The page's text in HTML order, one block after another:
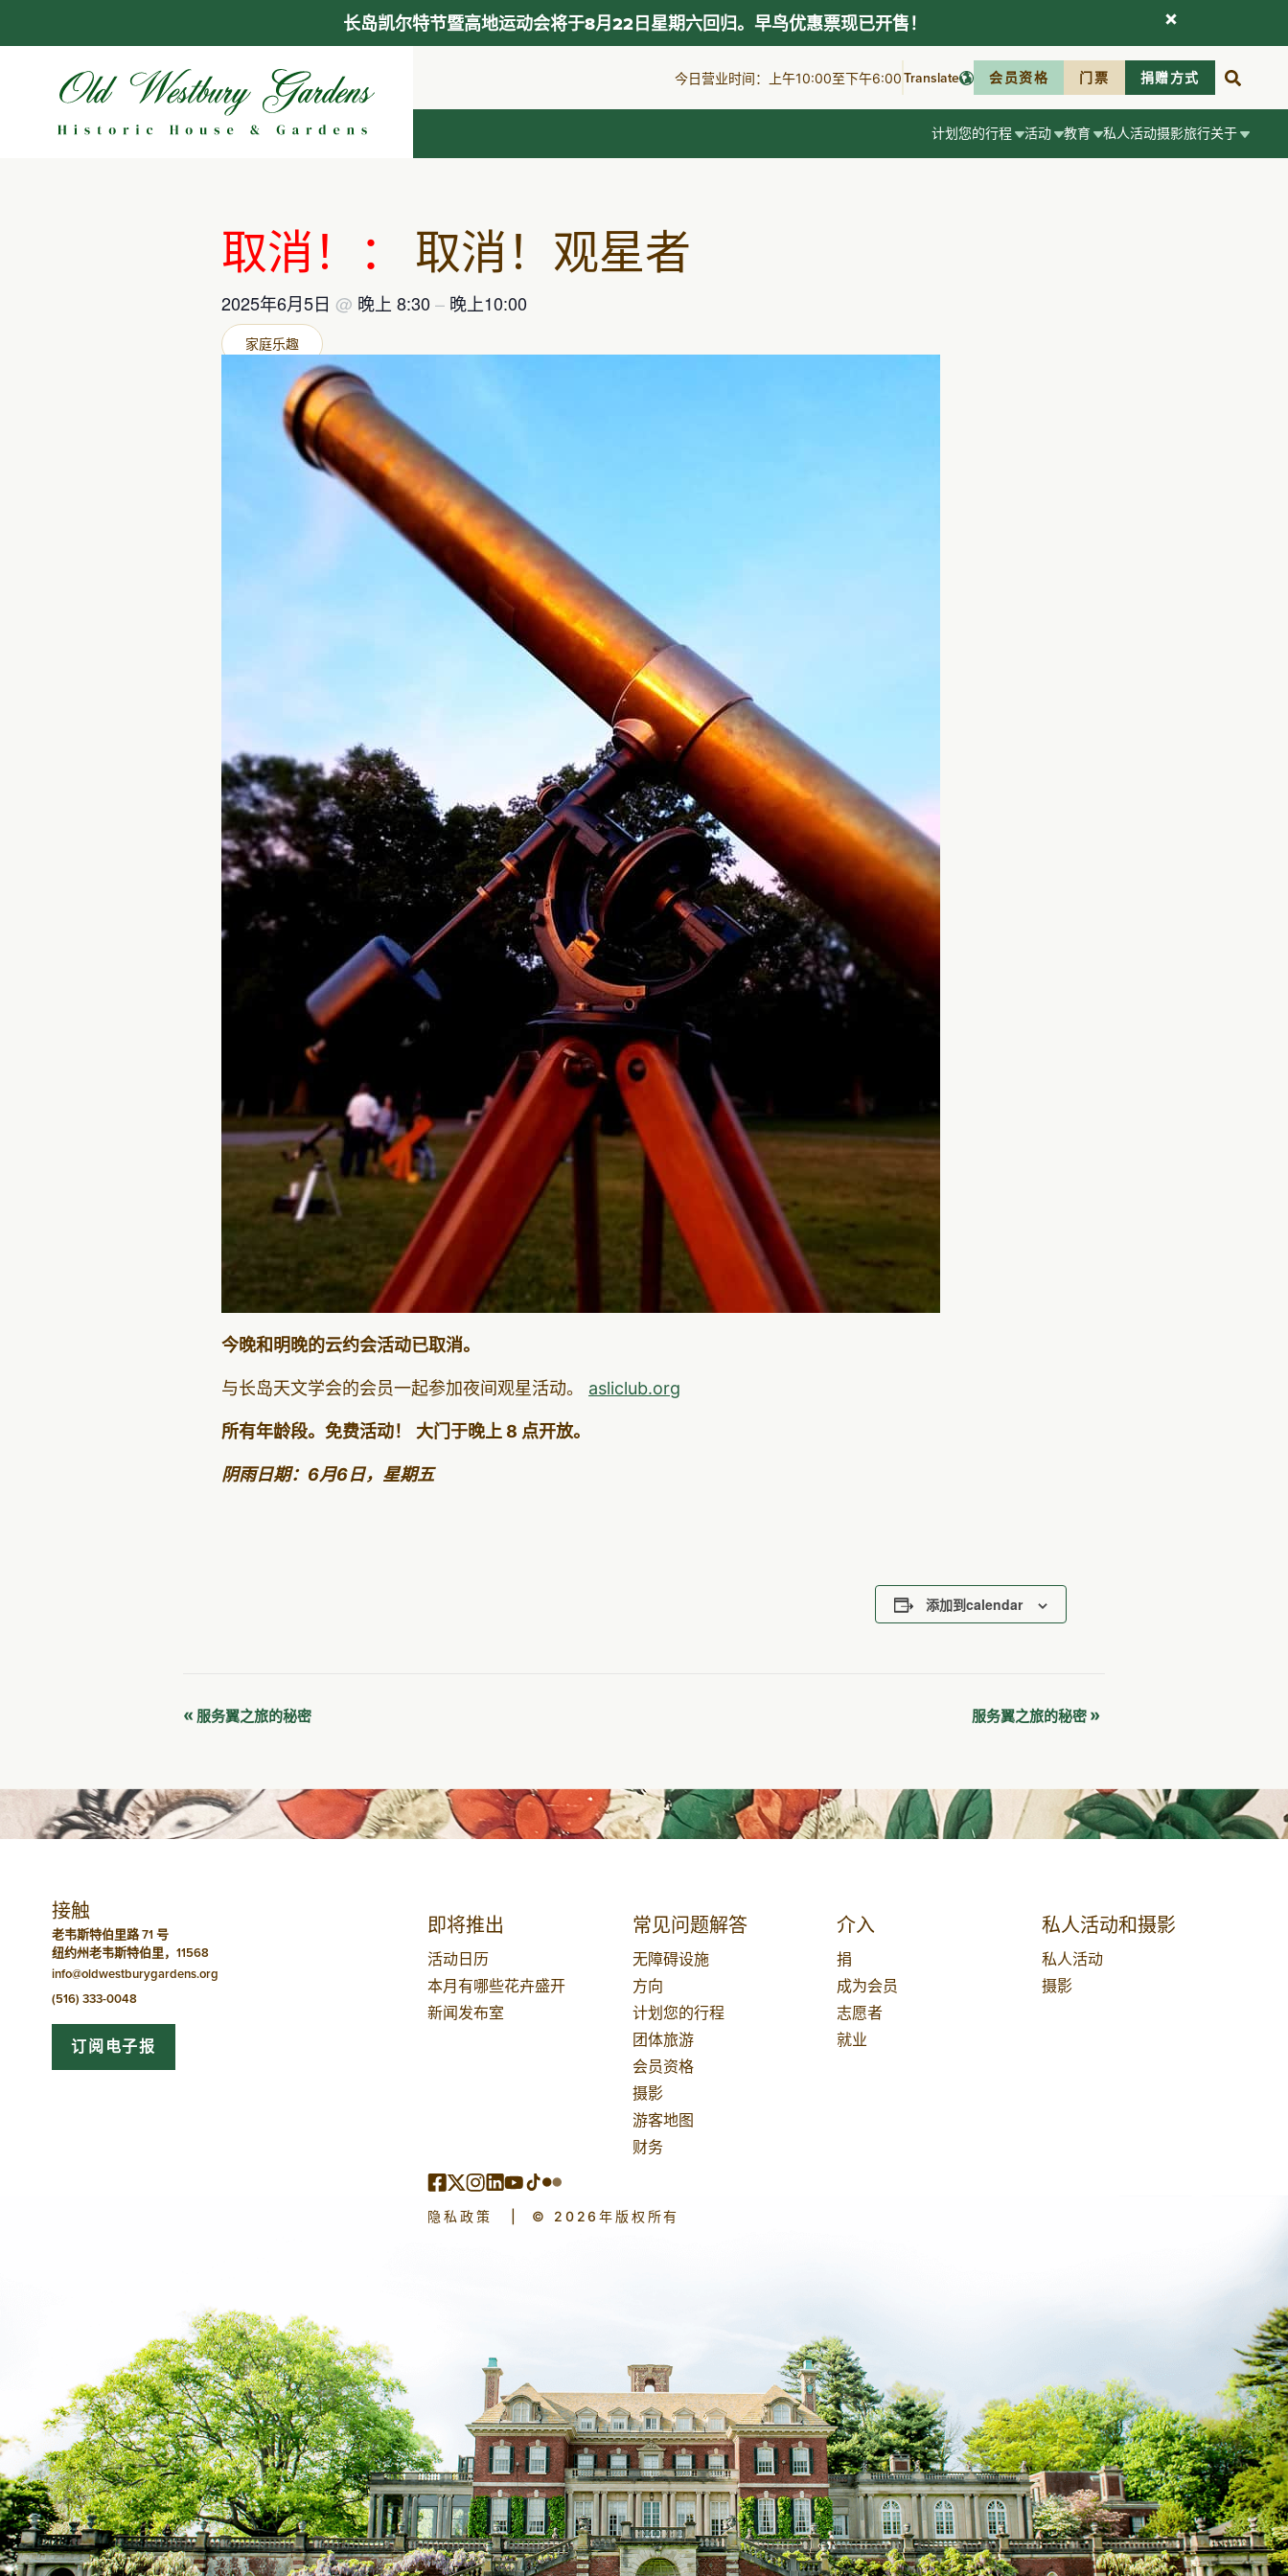
今日营业时间：上午10:00至下午6:00Translate 会员资格 门票 捐赠方式
计划您的行程 活动 教育 私人活动摄影旅行关于
取消！： 取消！观星者
2025年6月5日 @ 晚上 8:30 – 晚上10:00
家庭乐趣
今晚和明晚的云约会活动已取消。
与长岛天文学会的会员一起参加夜间观星活动。 asliclub.org
所有年龄段。免费活动！ 大门于晚上 8 点开放。
阴雨日期：6月6日，星期五
添加到calendar
活
导
航
« 服务翼之旅的秘密 服务翼之旅的秘密 »
接触
老韦斯特伯里路 71 号
纽约州老韦斯特伯里，11568
info@oldwestburygardens.org
(516) 333-0048
订阅电子报
即将推出
活动日历
本月有哪些花卉盛开
新闻发布室
常见问题解答
无障碍设施
方向
计划您的行程
团体旅游
会员资格
摄影
游客地图
财务
介入
捐
成为会员
志愿者
就业
私人活动和摄影
私人活动
摄影
隐私政策 © 2026年版权所有
长岛凯尔特节暨高地运动会将于8月22日星期六回归。早鸟优惠票现已开售！